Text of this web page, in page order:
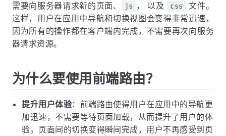
需要向服务器请求新的页面、
js ， 以及 css
文件。
这样，用户在应用中导航和切换视图会变得非常迅速，
因为所有的操作都在客户端内完成，不需要再次向服务
器请求资源。
为什么要使用前端路由？
提升用户体验：前端路由使得用户在应用中的导航更
加迅速，不需要等待页面加载，从而提升了用户的体
验。页面间的切换变得瞬间完成，用户不再感受到页